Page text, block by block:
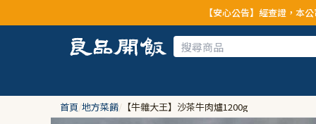
【安心公告】經查證，本公司全品項與上游
首頁/地方菜餚/ 【牛雜大王】沙茶牛肉爐1200g